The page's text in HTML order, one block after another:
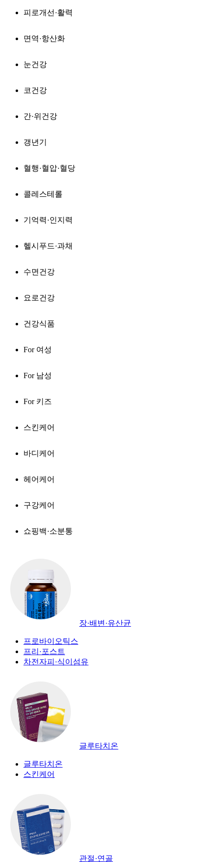
피로개선·활력
면역·항산화
눈건강
코건강
간·위건강
갱년기
혈행·혈압·혈당
콜레스테롤
기억력·인지력
헬시푸드·과채
수면건강
요로건강
건강식품
For 여성
For 남성
For 키즈
스킨케어
바디케어
헤어케어
구강케어
쇼핑백·소분통
장·배변·유산균
프로바이오틱스
프리·포스트
차전자피·식이섬유
글루타치온
글루타치온
스킨케어
관절·연골